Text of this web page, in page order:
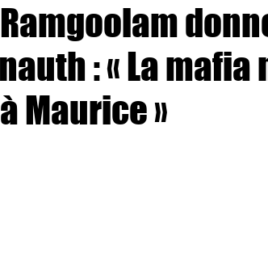
: « La mafia
Maurice »